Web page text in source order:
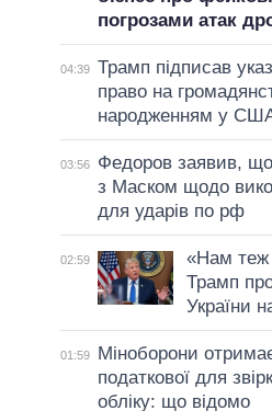
погрозами атак
04:39 Трамп підписав
право на
народженням у
03:56
Федоров заявив,
з Маском щодо
для ударів по рф
02:59
«Нам теж
Трамп
України
01:59
Міноборони
податкової для
обліку: що відомо